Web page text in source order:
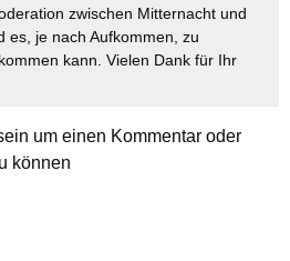
zwischen Mitternacht und
es, je nach Aufkommen, zu
kann. Vielen Dank für Ihr
um einen Kommentar oder
können